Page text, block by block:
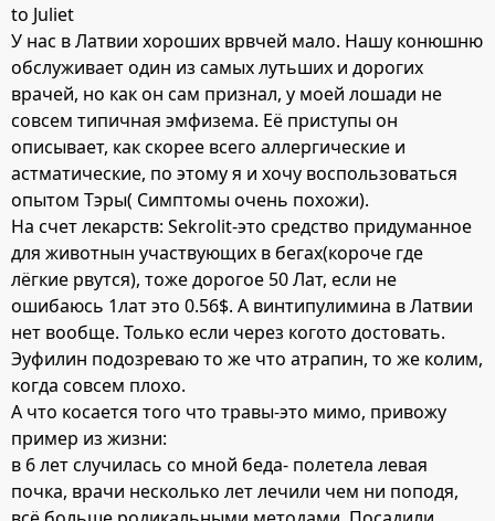
to Juliet
У нас в Латвии хороших врвчей мало. Нашу конюшню
обслуживает один из самых лутьших и дорогих
врачей, но как он сам признал, у моей лошади не
совсем типичная эмфизема. Её приступы он
описывает, как скорее всего аллергические и
астматические, по этому я и хочу воспользоваться
опытом Тэры( Симптомы очень похожи).
На счет лекарств: Sekrolit-это средство придуманное
для животнын участвующих в бегах(короче где
лёгкие рвутся), тоже дорогое 50 Лат, если не
ошибаюсь 1лат это 0.56$. А винтипулимина в Латвии
нет вообще. Только если через когото достовать.
Эуфилин подозреваю то же что атрапин, то же колим,
когда совсем плохо.
А что косается того что травы-это мимо, привожу
пример из жизни:
в 6 лет случилась со мной беда- полетела левая
почка, врачи несколько лет лечили чем ни поподя,